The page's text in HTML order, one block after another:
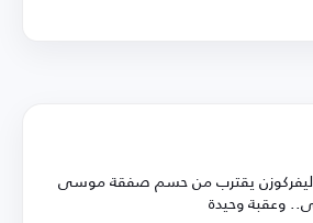
ليفركوزن يقترب من حسم صفقة موسى
وعقبة وحيدة